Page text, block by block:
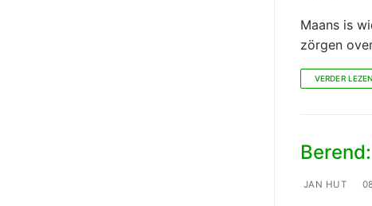
Maans is
zörgen
VERDER
JAN HUT